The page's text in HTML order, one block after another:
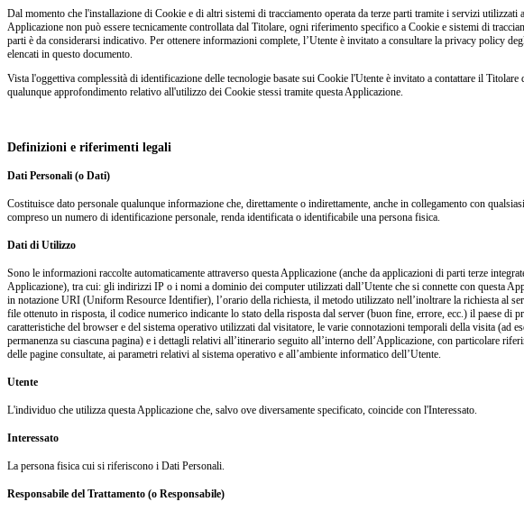
Dal momento che l'installazione di Cookie e di altri sistemi di tracciamento operata da terze parti tramite i servizi utilizzati
Applicazione non può essere tecnicamente controllata dal Titolare, ogni riferimento specifico a Cookie e sistemi di
parti è da considerarsi indicativo. Per ottenere informazioni complete, l’Utente è invitato a consultare la privacy policy
elencati in questo documento.
Vista l'oggettiva complessità di identificazione delle tecnologie basate sui Cookie l'Utente è invitato a contattare il Titolare
qualunque approfondimento relativo all'utilizzo dei Cookie stessi tramite questa Applicazione.
Definizioni e riferimenti legali
Dati Personali (o Dati)
Costituisce dato personale qualunque informazione che, direttamente o indirettamente, anche in collegamento con
compreso un numero di identificazione personale, renda identificata o identificabile una persona fisica.
Dati di Utilizzo
Sono le informazioni raccolte automaticamente attraverso questa Applicazione (anche da applicazioni di parti terze
Applicazione), tra cui: gli indirizzi IP o i nomi a dominio dei computer utilizzati dall’Utente che si connette con questa
in notazione URI (Uniform Resource Identifier), l’orario della richiesta, il metodo utilizzato nell’inoltrare la richiesta al
file ottenuto in risposta, il codice numerico indicante lo stato della risposta dal server (buon fine, errore, ecc.) il paese di
caratteristiche del browser e del sistema operativo utilizzati dal visitatore, le varie connotazioni temporali della visita (ad
permanenza su ciascuna pagina) e i dettagli relativi all’itinerario seguito all’interno dell’Applicazione, con particolare
delle pagine consultate, ai parametri relativi al sistema operativo e all’ambiente informatico dell’Utente.
Utente
L'individuo che utilizza questa Applicazione che, salvo ove diversamente specificato, coincide con l'Interessato.
Interessato
La persona fisica cui si riferiscono i Dati Personali.
Responsabile del Trattamento (o Responsabile)